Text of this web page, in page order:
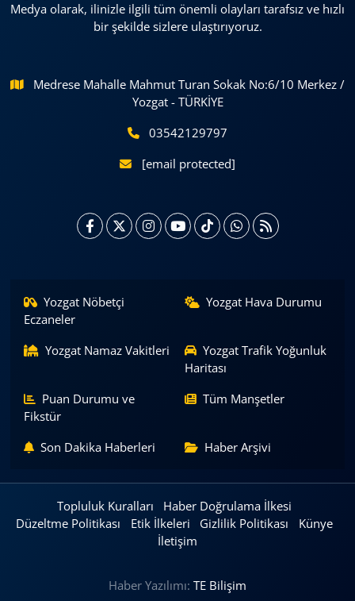
Medya olarak, ilinizle ilgili tüm önemli olayları tarafsız ve hızlı
bir şekilde sizlere ulaştırıyoruz.
Medrese Mahalle Mahmut Turan Sokak No:6/10 Merkez /
Yozgat - TÜRKİYE
03542129797
[email protected]
Yozgat Nöbetçi
Eczaneler
Yozgat Hava Durumu
Yozgat Namaz Vakitleri
Yozgat Trafik Yoğunluk
Haritası
Puan Durumu ve
Fikstür
Tüm Manşetler
Son Dakika Haberleri Haber Arşivi
Topluluk Kuralları
Haber Doğrulama İlkesi
Düzeltme Politikası
Etik İlkeleri Gizlilik Politikası
Künye
İletişim
Haber Yazılımı: TE Bilişim